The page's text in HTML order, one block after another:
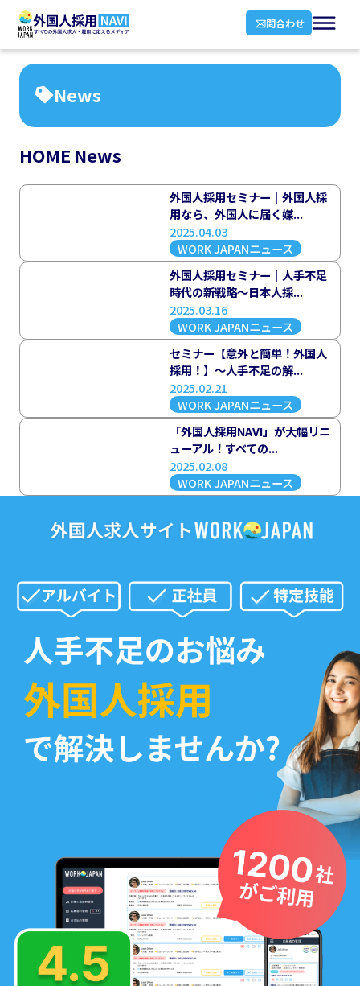
問合わせ
News
HOME News
外国人採用セミナー｜外国人採
用なら、外国人に届く媒...
2025.04.03
WORK JAPANニュース
外国人採用セミナー｜人手不足
時代の新戦略〜日本人採...
2025.03.16
WORK JAPANニュース
セミナー【意外と簡単！外国人
採用！】～人手不足の解...
2025.02.21
WORK JAPANニュース
「外国人採用NAVI」が大幅リニ
ューアル！すべての...
2025.02.08
WORK JAPANニュース